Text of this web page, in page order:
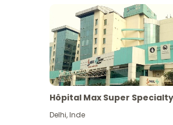
Hôpital Max Super Specialty
Delhi,Inde